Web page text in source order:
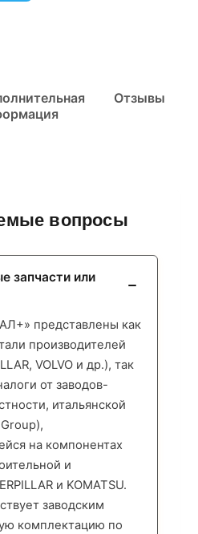
Отзывы
вопросы
запчасти или
представлены как
производителей
VOLVO и др.), так
от заводов-
итальянской
на компонентах
и
и KOMATSU.
заводским
комплектацию по